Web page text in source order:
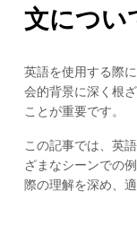
文につい
英語を使用する際
会的背景に深く根
ことが重要です。
この記事では、英
ざまなシーンでの
際の理解を深め、